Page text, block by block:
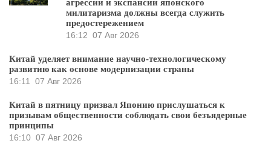
агрессии и экспансии японского
милитаризма должны всегда служить
предостережением
16:12 07 Авг 2026
Китай уделяет внимание научно-технологическому
развитию как основе модернизации страны
16:11
07 Авг 2026
Китай в пятницу призвал Японию прислушаться к
призывам общественности соблюдать свои безъядерные
принципы
16:10 07 Авг 2026